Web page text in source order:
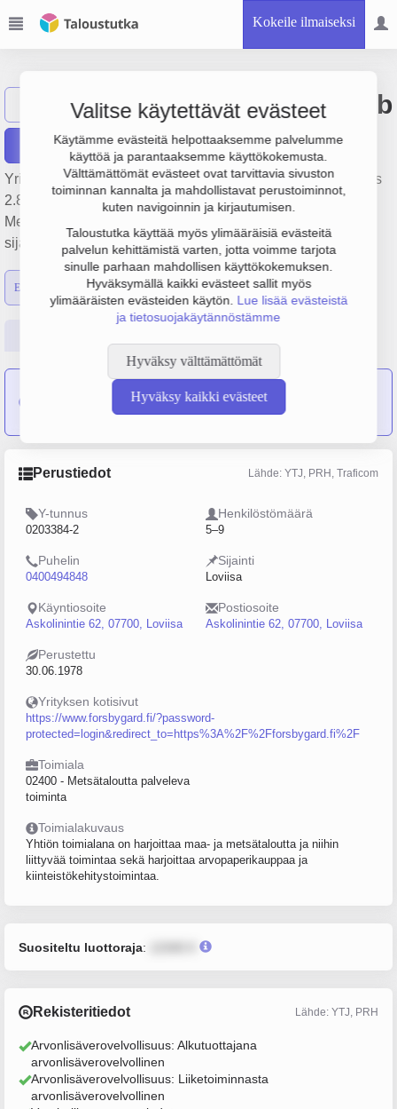
Kokeile ilmaiseksi
Valitse käytettävät evästeet
Käytämme evästeitä helpottaaksemme palvelumme
käyttöä ja parantaaksemme käyttökokemusta.
Välttämättömät evästeet ovat tarvittavia sivuston
toiminnan kannalta ja mahdollistavat perustoiminnot,
kuten navigoinnin ja kirjautumisen.
Taloustutka käyttää myös ylimääräisiä evästeitä
palvelun kehittämistä varten, jotta voimme tarjota
sinulle parhaan mahdollisen käyttökokemuksen.
Hyväksymällä kaikki evästeet sallit myös
ylimääräisten evästeiden käytön. Lue lisää evästeistä
ja tietosuojakäytännöstämme
Hyväksy välttämättömät
Hyväksy kaikki evästeet
Näytä haku Oy Forsby Gård Ab
Raportit
Yrityksen Oy Forsby Gård Ab liikevaihto on 10.2 milj. €, tulos
2.8 milj. € ja henkilöstömäärä 9. Sen päätoimiala on
Metsätaloutta palveleva toiminta, perustamisvuosi 1978 ja
sijainti Loviisa. Yrityksen yhtiömuoto Osakeyhtiö (OY).
Emon luvut Konsernin luvut
Oy Koskenkylän Teollisuuskiinteistö Ab
yritykseen Oy Forsby Gård Ab
Perustiedot Lähde: YTJ, PRH, Traficom
Y-tunnus
0203384-2
Henkilöstömäärä
5–9
Puhelin
0400494848
Sijainti
Loviisa
Käyntiosoite
Askolinintie 62, 07700, Loviisa
Postiosoite
Askolinintie 62, 07700, Loviisa
Perustettu
30.06.1978
Yrityksen kotisivut
https://www.forsbygard.fi/?password-
protected=login&redirect_to=https%3A%2F%2Fforsbygard.fi%2F
Toimiala
02400 - Metsätaloutta palveleva
toiminta
Toimialakuvaus
Yhtiön toimialana on harjoittaa maa- ja metsätaloutta ja niihin
liittyvää toimintaa sekä harjoittaa arvopaperikauppaa ja
kiinteistökehitystoimintaa.
Suositeltu luottoraja:
Rekisteritiedot Lähde: YTJ, PRH
Arvonlisäverovelvollisuus: Alkutuottajana
arvonlisäverovelvollinen
Arvonlisäverovelvollisuus: Liiketoiminnasta
arvonlisäverovelvollinen